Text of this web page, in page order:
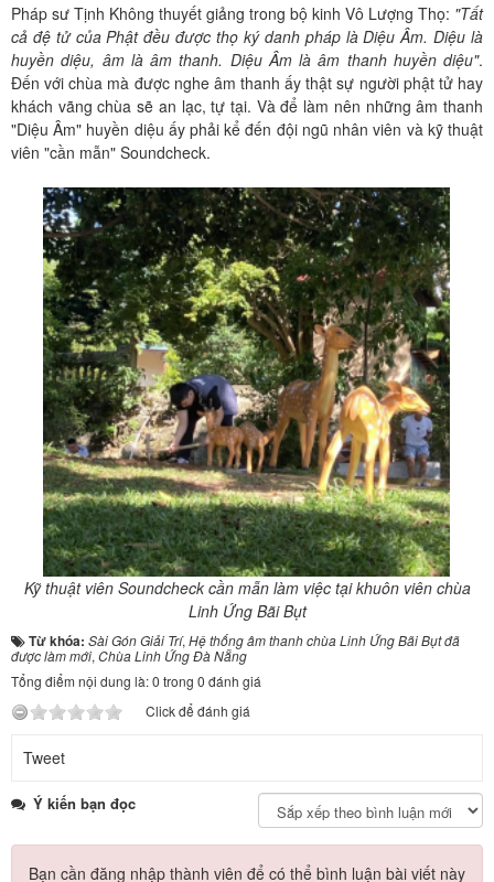
Pháp sư Tịnh Không thuyết giảng trong bộ kinh Vô Lượng Thọ: "Tất
cả đệ tử của Phật đều được thọ ký danh pháp là Diệu Âm. Diệu là
huyền diệu, âm là âm thanh. Diệu Âm là âm thanh huyền diệu".
Đến với chùa mà được nghe âm thanh ấy thật sự người phật tử hay
khách vãng chùa sẽ an lạc, tự tại. Và để làm nên những âm thanh
"Diệu Âm" huyền diệu ấy phải kể đến đội ngũ nhân viên và kỹ thuật
viên "cần mẫn" Soundcheck.
Kỹ thuật viên Soundcheck cần mẫn làm việc tại khuôn viên chùa
Linh Ứng Bãi Bụt
Từ khóa: Sài Gón Giải Trí, Hệ thống âm thanh chùa Linh Ứng Bãi Bụt đã
được làm mới, Chùa Linh Ứng Đà Nẵng
Tổng điểm nội dung là: 0 trong 0 đánh giá
Click để đánh giá
Tweet
Ý kiến bạn đọc
Bạn cần đăng nhập thành viên để có thể bình luận bài viết này